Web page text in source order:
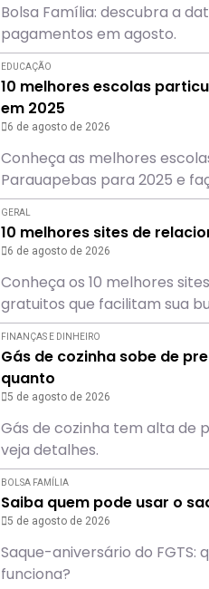
Bolsa Família: descubra a
pagamentos em agosto.
EDUCAÇÃO
10 melhores escolas
em 2025
6 de agosto de 2026
Conheça as melhores
Parauapebas para 2025 e
GERAL
10 melhores sites de
6 de agosto de 2026
Conheça os 10 melhores
gratuitos que facilitam sua
FINANÇAS E DINHEIRO
Gás de cozinha sobe de
quanto
5 de agosto de 2026
Gás de cozinha tem alta de
veja detalhes.
BOLSA FAMÍLIA
Saiba quem pode usar o
5 de agosto de 2026
Saque-aniversário do
funciona?